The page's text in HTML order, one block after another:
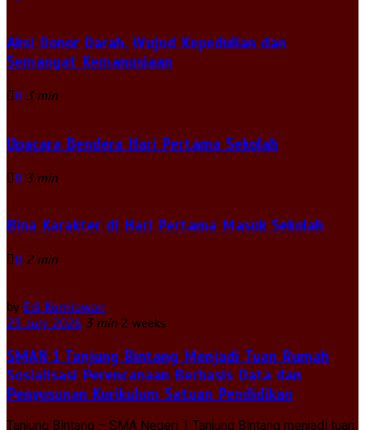
Aksi Donor Darah, Wujud Kepedulian dan
Semangat Kemanusiaan
0 3 min
Upacara Bendera Hari Pertama Sekolah
0 3 min
Bina Karakter di Hari Pertama Masuk Sekolah
0 2 min
by Edi Kurniawan
23 July 2026 3 min 2 weeks
SMAN 1 Tanjung Bintang Menjadi Tuan Rumah
Sosialisasi Perencanaan Berbasis Data dan
Penyusunan Kurikulum Satuan Pendidikan
Tanjung Bintang – SMA Negeri 1 Tanjung Bintang menjadi tuan